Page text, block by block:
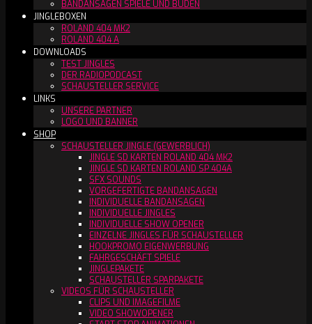
BANDANSAGEN SPIELE UND BUDEN
JINGLEBOXEN
ROLAND 404 MK2
ROLAND 404 A
DOWNLOADS
TEST JINGLES
DER RADIOPODCAST
SCHAUSTELLER SERVICE
LINKS
UNSERE PARTNER
LOGO UND BANNER
SHOP
SCHAUSTELLER JINGLE (GEWERBLICH)
JINGLE SD KARTEN ROLAND 404 MK2
JINGLE SD KARTEN ROLAND SP 404A
SFX SOUNDS
VORGEFERTIGTE BANDANSAGEN
INDIVIDUELLE BANDANSAGEN
INDIVIDUELLE JINGLES
INDIVIDUELLE SHOW OPENER
EINZELNE JINGLES FÜR SCHAUSTELLER
HOOKPROMO EIGENWERBUNG
FAHRGESCHÄFT SPIELE
JINGLEPAKETE
SCHAUSTELLER SPARPAKETE
VIDEOS FÜR SCHAUSTELLER
CLIPS UND IMAGEFILME
VIDEO SHOWOPENER